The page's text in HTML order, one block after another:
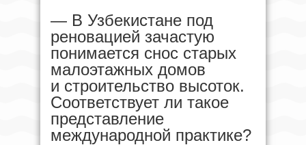
— В Узбекистане под
реновацией зачастую
понимается снос старых
малоэтажных домов
и строительство высоток.
Соответствует ли такое
представление
международной практике?